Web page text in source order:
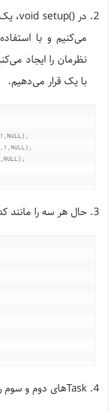
نظرمان را ایجاد
با یک قرار می‌دهیم.
حال هر سه را مانند
Task‌های دوم و سوم را نیز به همین ترتیب ایجاد می‌کنیم.